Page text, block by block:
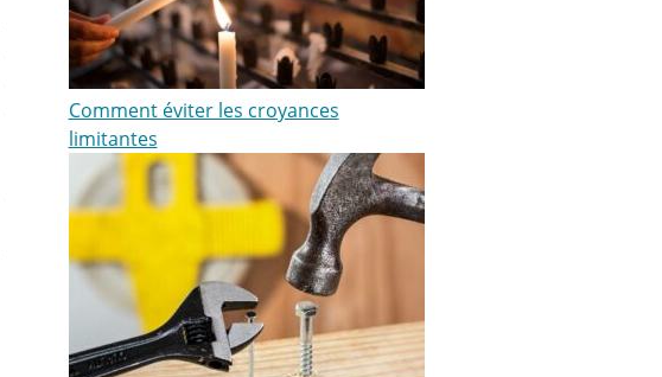
Comment éviter les croyances
limitantes